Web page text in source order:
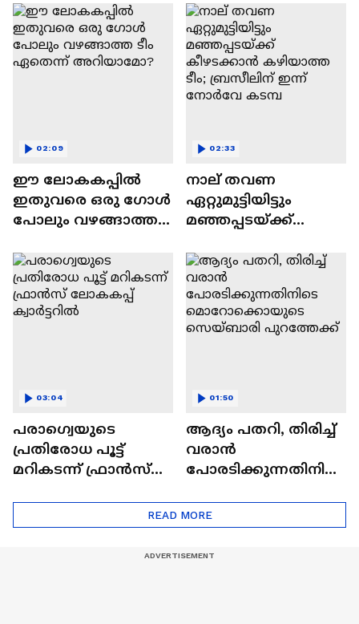
ഈ ലോകകപ്പിൽ
ഇതുവരെ ഒരു ഗോൾ
പോലും വഴങ്ങാത്ത
അറിയാമോ?
02:09
നാല് തവണ
ഏറ്റുമുട്ടിയിട്ടും
മഞ്ഞപ്പടയ്ക്ക്
കഴിയാത്ത ടീം;
ബ്രസീലിന് ഇന്ന്
നോർവേ കടമ്പ
02:33
പരാഗ്വെയുടെ
പ്രതിരോധ പൂട്ട്
മറികടന്ന് ഫ്രാൻസ്
03:04
ആദ്യം പതറി, തിരിച്ച്
വരാൻ
പോരടിക്കുന്നതിനിടെ
സെയ്ബാരി
പുറത്തേക്ക്
01:50
READ MORE